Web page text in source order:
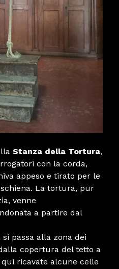
Stanza della Tortura,
con la corda,
appeso e tirato per le
La tortura, pur
venne
a partire dal
passa alla zona dei
copertura del tetto a
ricavate alcune celle